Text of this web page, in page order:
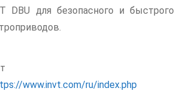
DBU для безопасного и быстрого
www.invt.com/ru/index.php